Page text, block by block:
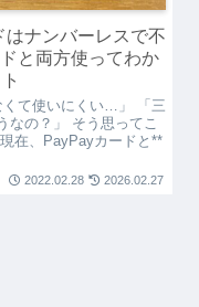
はナンバーレスで不
と両方使ってわか
くて使いにくい…」 「三
なの？」 そう思ってこ
在、PayPayカードと**
2022.02.28 2026.02.27